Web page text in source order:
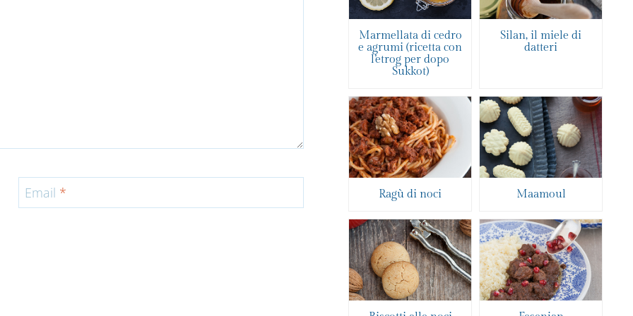
Email *
Marmellata di cedro
e agrumi (ricetta con
l’etrog per dopo
Sukkot)
Silan, il miele di
datteri
Ragù di noci Maamoul